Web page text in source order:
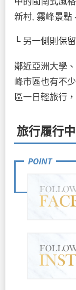
└ 另一側則保
鄰近亞洲大學、
峰市區也有不
區一日輕旅行
旅行履行